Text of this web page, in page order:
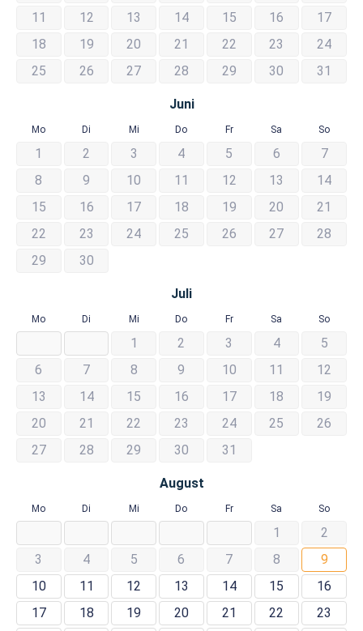
11
12 13 14 15 16
17
18
19 20 21 22 23
24
25
26 27 28 29 30 31
Juni
Mo Di Mi Do Fr Sa So
1 2 3 4 5 6
7
8
9 10 11 12 13
14
15
16 17 18 19 20
21
22
23 24 25 26 27
28
29
30
Juli
Mo Di Mi Do Fr Sa So
1 2 3 4
5
6
7 8 9 10 11
12
13
14 15 16 17 18
19
20
21 22 23 24 25
26
27
28 29 30 31
August
Mo Di Mi Do Fr Sa So
1
2
3
4 5 6 7 8
9
10
11 12 13 14 15
16
17
18 19 20 21 22
23